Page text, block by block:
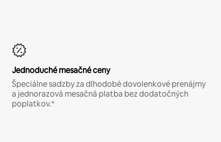
Jednoduché mesačné ceny
Špeciálne sadzby za dlhodobé dovolenkové prenájmy
a jednorazová mesačná platba bez dodatočných
poplatkov.*